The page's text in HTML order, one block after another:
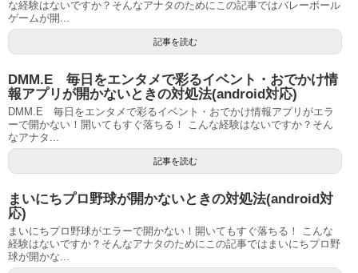
な経験はないですか？そんなアナタのためにこの記事ではバレーボール
ゲームが開...
記事を読む
DMM.E 毎日をエンタメで彩るイベント・おでかけ情
報アプリが開かないときの対処法(android対応)
DMM.E 毎日をエンタメで彩るイベント・おでかけ情報アプリがエラ
ーで開かない！開いてもすぐ落ちる！ こんな経験はないですか？そん
なアナタ...
記事を読む
まいにちプロ野球が開かないときの対処法(android対
応)
まいにちプロ野球がエラーで開かない！開いてもすぐ落ちる！ こんな
経験はないですか？そんなアナタのためにこの記事ではまいにちプロ野
球が開かな...